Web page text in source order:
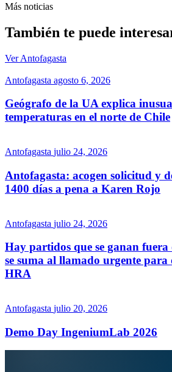
Más noticias
También te puede
Ver Antofagasta
Antofagasta agosto 6, 2026
Geógrafo de la UA explica
temperaturas en el norte de Chile
Antofagasta julio 24, 2026
Antofagasta: acogen solicitud y
1400 días a pena a Karen Rojo
Antofagasta julio 24, 2026
Hay partidos que se ganan
se suma al llamado urgente para
HRA
Antofagasta julio 20, 2026
Demo Day IngeniumLab 2026